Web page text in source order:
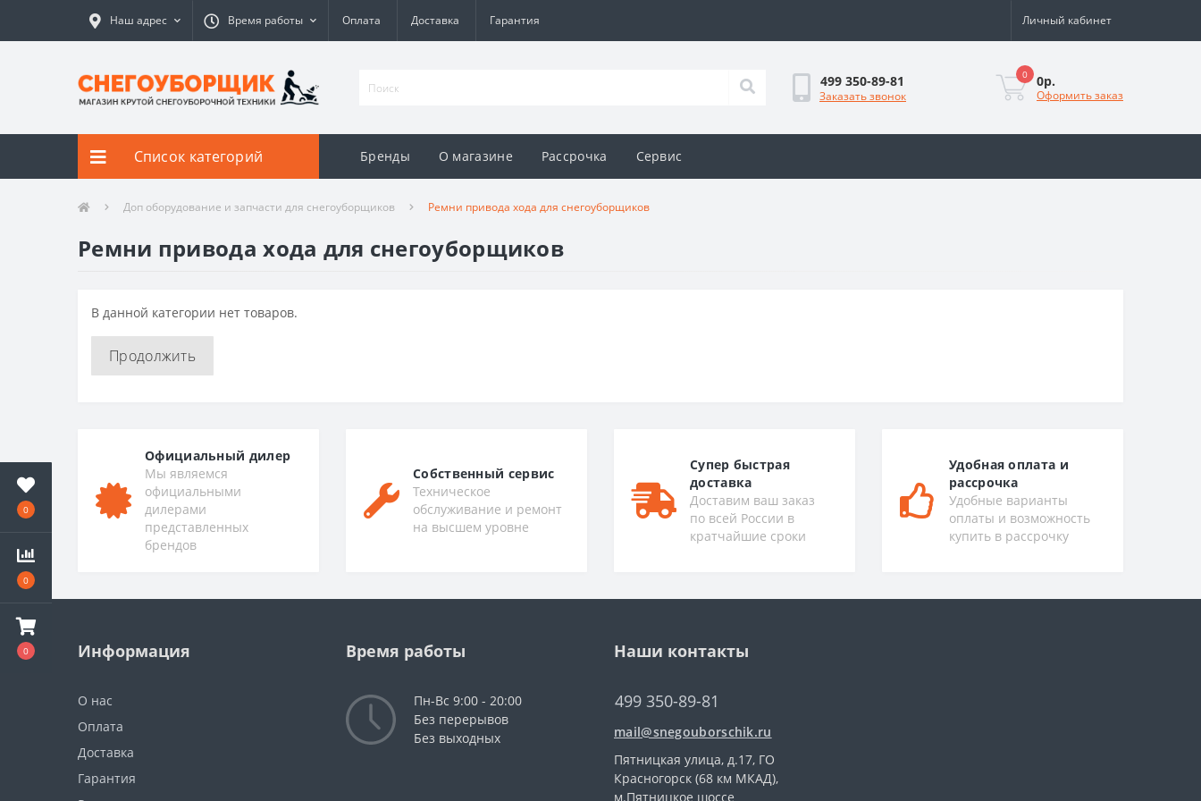
0
0
0
Наш адрес Время работы Оплата Доставка Гарантия Личный кабинет
499 350-89-81
Заказать звонок
0 0р.
Оформить заказ
Список категорий Бренды О магазине Рассрочка Сервис
Доп оборудование и запчасти для снегоуборщиков Ремни привода хода для снегоуборщиков
Ремни привода хода для снегоуборщиков
В данной категории нет товаров.
Продолжить
Официальный дилер
Мы являемся
официальными
дилерами
представленных
брендов
Собственный сервис
Техническое
обслуживание и ремонт
на высшем уровне
Супер быстрая
доставка
Доставим ваш заказ
по всей России в
кратчайшие сроки
Удобная оплата и
рассрочка
Удобные варианты
оплаты и возможность
купить в рассрочку
Информация
О нас
Оплата
Доставка
Гарантия
Время работы
Пн-Вс 9:00 - 20:00
Без перерывов
Без выходных
Наши контакты
499 350-89-81
mail@snegouborschik.ru
Пятницкая улица, д.17, ГО
Красногорск (68 км МКАД),
м.Пятницкое шоссе